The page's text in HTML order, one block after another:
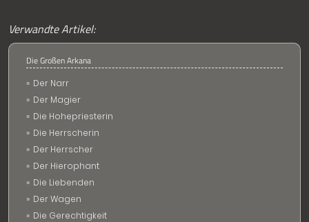
Verwandte Artikel:
Die Großen Arkana
Der Narr
Der Magier
Die Hohepriesterin
Die Herrscherin
Der Herrscher
Der Hierophant
Die Liebenden
Der Wagen
Die Gerechtigkeit